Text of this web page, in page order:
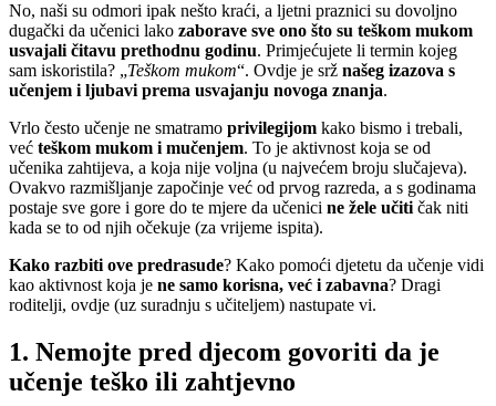
No, naši su odmori ipak nešto kraći, a ljetni praznici su dovoljno
dugački da učenici lako zaborave sve ono što su teškom mukom
usvajali čitavu prethodnu godinu. Primjećujete li termin kojeg
sam iskoristila? „Teškom mukom“. Ovdje je srž našeg izazova s
učenjem i ljubavi prema usvajanju novoga znanja.
Vrlo često učenje ne smatramo privilegijom kako bismo i trebali,
već teškom mukom i mučenjem. To je aktivnost koja se od
učenika zahtijeva, a koja nije voljna (u najvećem broju slučajeva).
Ovakvo razmišljanje započinje već od prvog razreda, a s godinama
postaje sve gore i gore do te mjere da učenici ne žele učiti čak niti
kada se to od njih očekuje (za vrijeme ispita).
Kako razbiti ove predrasude? Kako pomoći djetetu da učenje vidi
kao aktivnost koja je ne samo korisna, već i zabavna? Dragi
roditelji, ovdje (uz suradnju s učiteljem) nastupate vi.
1. Nemojte pred djecom govoriti da je
učenje teško ili zahtjevno